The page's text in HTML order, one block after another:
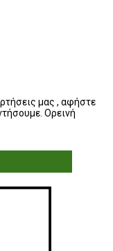
μας , αφήστε
Ορεινή